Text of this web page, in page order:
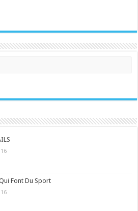
Font Du Sport